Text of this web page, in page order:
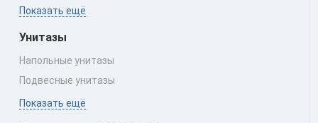
Показать ещё
Унитазы
Напольные унитазы
Подвесные унитазы
Показать ещё